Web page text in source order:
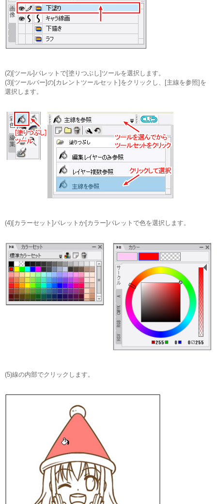
(2)[ツール]パレットで[塗りつぶし]ツールを選択します。
(3)[ツールバー]の[カレントツールセット]をクリックし、[主線を参照]を
選択します。
(4)[カラーセット]パレットか[カラー]パレットで色を選択します。
(5)線の内部でクリックします。